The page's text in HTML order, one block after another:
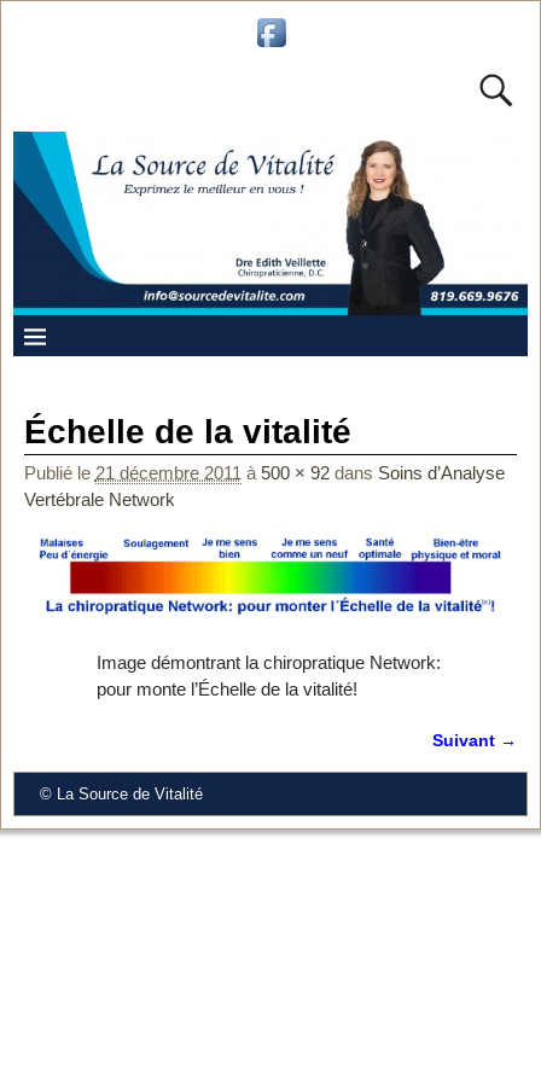
Échelle de la vitalité
Publié le 21 décembre 2011 à 500 × 92dans Soins d’Analyse
Vertébrale Network
Image démontrant la chiropratique Network:
pour monte l’Échelle de la vitalité!
Suivant →
© La Source de Vitalité